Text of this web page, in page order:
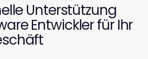
Unterstützung
Entwickler für Ihr